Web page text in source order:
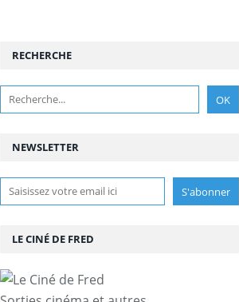
NEWSLETTER
RECHERCHE
LE CINÉ DE FRED